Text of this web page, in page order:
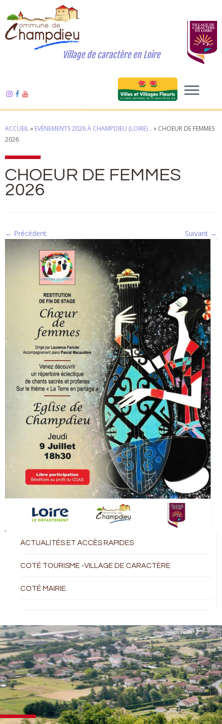
Village de caractère en Loire
ACCUEIL» EVÈNEMENTS 2026 À CHAMPDIEU (LOIRE) .. » CHOEUR DE FEMMES
2026
CHOEUR DE FEMMES
2026
← Précédent Suivant →
ACTUALITÉS ET ACCÈS RAPIDES
COTÉ TOURISME -VILLAGE DE CARACTÈRE
COTÉ MAIRIE